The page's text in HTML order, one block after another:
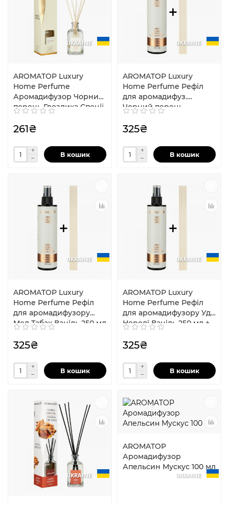
AROMATOP Luxury
Home Perfume
Аромадифузор Чорний
перець Гвоздика Спеції
UKRAINE
261₴
В кошик
AROMATOP Luxury
Home Perfume Рефіл
для аромадифуз.
Чорний перець
+ палочки
UKRAINE
325₴
В кошик
AROMATOP Luxury
Home Perfume Рефіл
для аромадифузору
Мед Табак Ваніль 250 мл
UKRAINE
325₴
В кошик
AROMATOP Luxury
Home Perfume Рефіл
для аромадифузору Уд
Неролі Ваніль 250 мл +
UKRAINE
325₴
В кошик
UKRAINE
AROMATOP
Аромадифузор
Апельсин Мускус 100 мл
UKRAINE